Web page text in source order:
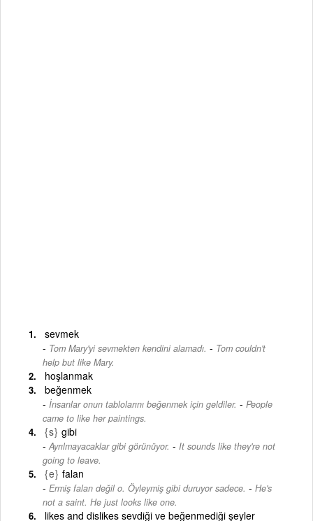
sevmek
Tom Mary'yi sevmekten kendini alamadı. - Tom couldn't
help but like Mary.
hoşlanmak
beğenmek
İnsanlar onun tablolarını beğenmek için geldiler. - People
came to like her paintings.
{s} gibi
Ayrılmayacaklar gibi görünüyor. - It sounds like they're not
going to leave.
{e} falan
Ermiş falan değil o. Öyleymiş gibi duruyor sadece. - He's
not a saint. He just looks like one.
likes and dislikes sevdiği ve beğenmediği şeyler